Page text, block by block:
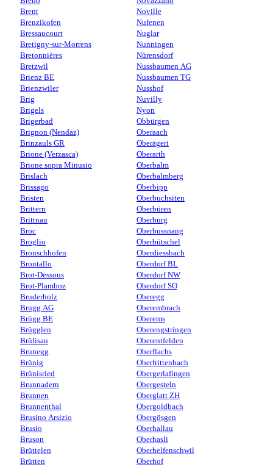
Brent
Brenzikofen
Bressaucourt
Bretigny-sur-Morrens
Bretonnières
Bretzwil
Brienz BE
Brienzwiler
Brig
Brigels
Brigerbad
Brignon (Nendaz)
Brinzauls GR
Brione (Verzasca)
Brione sopra Minusio
Brislach
Brissago
Bristen
Brittern
Brittnau
Broc
Broglio
Bronschhofen
Brontallo
Brot-Dessous
Brot-Plamboz
Bruderholz
Brugg AG
Brügg BE
Brügglen
Brülisau
Brunegg
Brünig
Brünisried
Brunnadern
Brunnen
Brunnenthal
Brusino Arsizio
Brusio
Bruson
Brüttelen
Brütten
Noville
Nufenen
Nuglar
Nunningen
Nürensdorf
Nussbaumen AG
Nussbaumen TG
Nusshof
Nuvilly
Nyon
Obbürgen
Oberaach
Oberägeri
Oberarth
Oberbalm
Oberbalmberg
Oberbipp
Oberbuchsiten
Oberbüren
Oberburg
Oberbussnang
Oberbütschel
Oberdiessbach
Oberdorf BL
Oberdorf NW
Oberdorf SO
Oberegg
Oberembrach
Oberems
Oberengstringen
Oberentfelden
Oberflachs
Oberfrittenbach
Obergerlafingen
Obergesteln
Oberglatt ZH
Obergoldbach
Obergösgen
Oberhallau
Oberhasli
Oberhelfenschwil
Oberhof